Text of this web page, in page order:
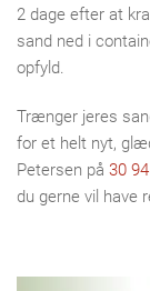
2 dage efter at
sand ned i
opfyld.
Trænger jeres
for et helt nyt,
Petersen på 30
du gerne vil have